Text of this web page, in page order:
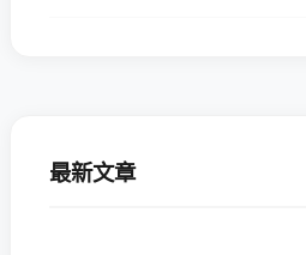
最新文章